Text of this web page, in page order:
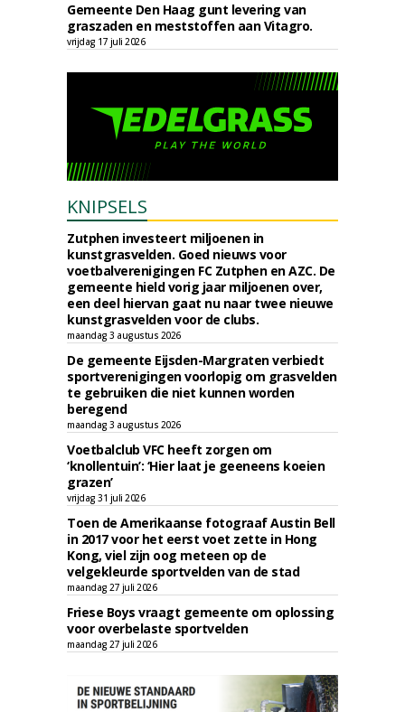
Gemeente Den Haag gunt levering van
graszaden en meststoffen aan Vitagro.
vrijdag 17 juli 2026
KNIPSELS
Zutphen investeert miljoenen in
kunstgrasvelden. Goed nieuws voor
voetbalverenigingen FC Zutphen en AZC. De
gemeente hield vorig jaar miljoenen over,
een deel hiervan gaat nu naar twee nieuwe
kunstgrasvelden voor de clubs.
maandag 3 augustus 2026
De gemeente Eijsden-Margraten verbiedt
sportverenigingen voorlopig om grasvelden
te gebruiken die niet kunnen worden
beregend
maandag 3 augustus 2026
Voetbalclub VFC heeft zorgen om
‘knollentuin’: ‘Hier laat je geeneens koeien
grazen’
vrijdag 31 juli 2026
Toen de Amerikaanse fotograaf Austin Bell
in 2017 voor het eerst voet zette in Hong
Kong, viel zijn oog meteen op de
velgekleurde sportvelden van de stad
maandag 27 juli 2026
Friese Boys vraagt gemeente om oplossing
voor overbelaste sportvelden
maandag 27 juli 2026